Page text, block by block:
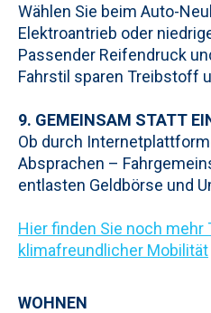
Wählen Sie beim Auto-
Elektroantrieb oder
Passender Reifendruck
Fahrstil sparen Treibstoff
9. GEMEINSAM STATT
Ob durch
Absprachen –
entlasten Geldbörse und
Hier finden Sie noch mehr
klimafreundlicher Mobilität
WOHNEN